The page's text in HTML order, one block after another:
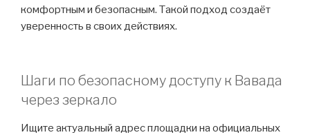
комфортным и безопасным. Такой подход создаёт
уверенность в своих действиях.
Шаги по безопасному доступу к Вавада
через зеркало
Ищите актуальный адрес площадки на официальных